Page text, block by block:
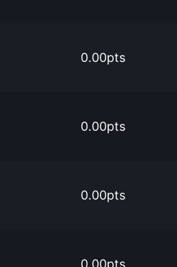
0.00pts
0.00pts
0.00pts
0.00pts